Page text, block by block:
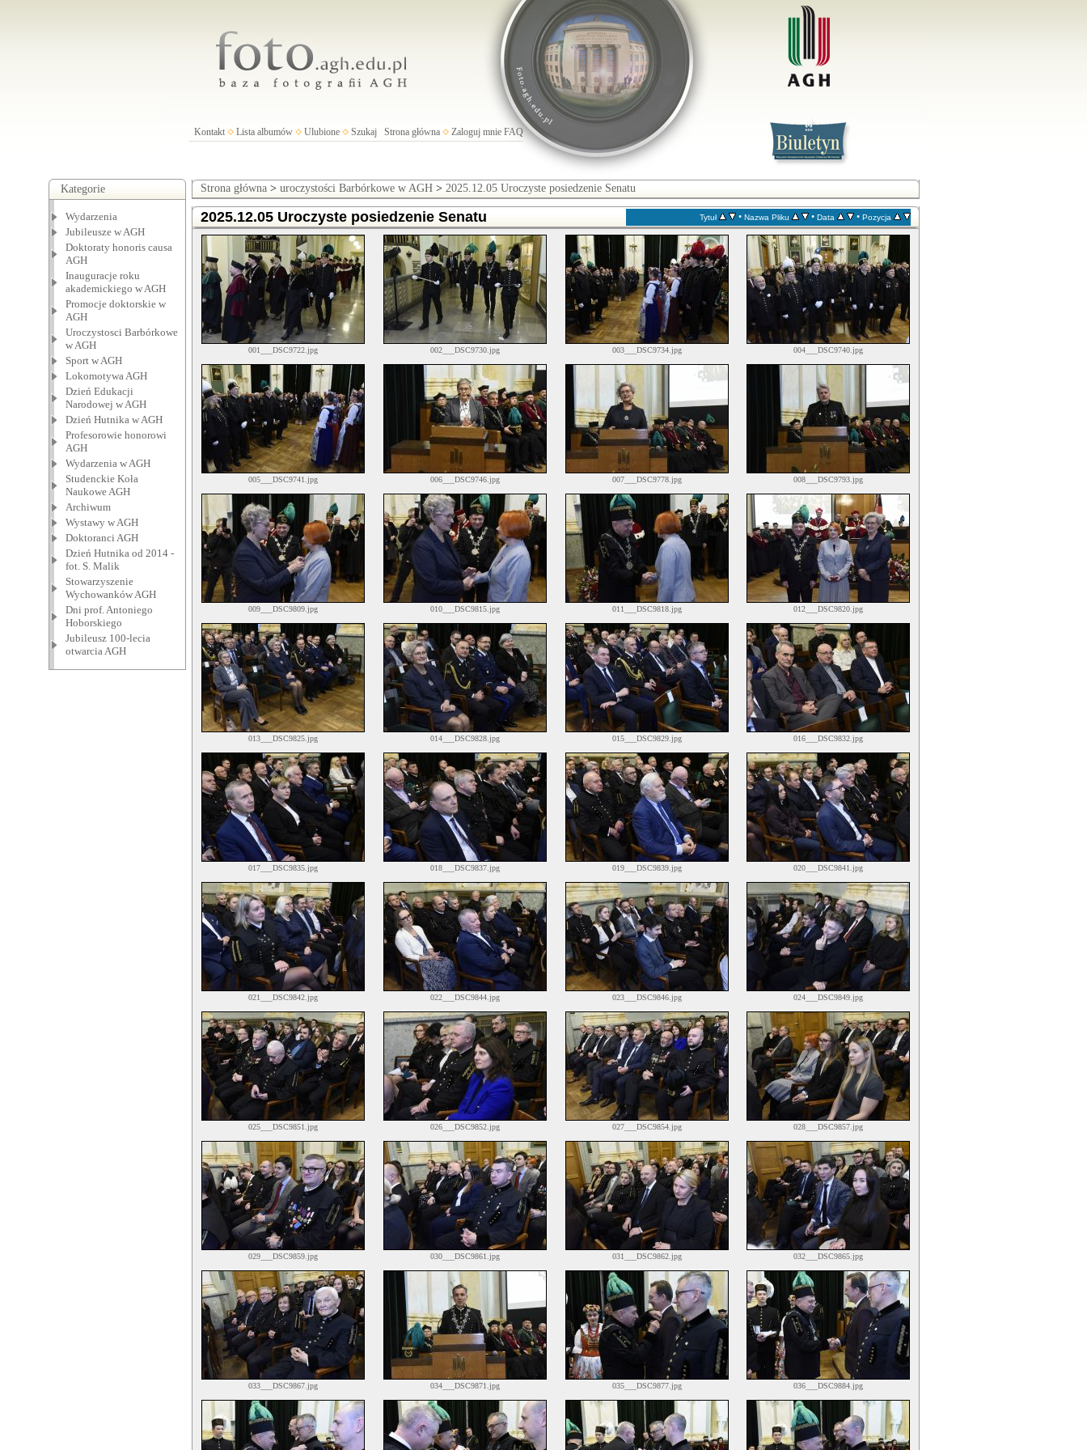
Kontakt Lista albumów Ulubione Szukaj Strona główna Zaloguj mnie FAQ
Kategorie
Wydarzenia
Jubileusze w AGH
Doktoraty honoris causa
AGH
Inauguracje roku
akademickiego w AGH
Promocje doktorskie w
AGH
Uroczystosci Barbórkowe
w AGH
Sport w AGH
Lokomotywa AGH
Dzień Edukacji
Narodowej w AGH
Dzień Hutnika w AGH
Profesorowie honorowi
AGH
Wydarzenia w AGH
Studenckie Koła
Naukowe AGH
Archiwum
Wystawy w AGH
Doktoranci AGH
Dzień Hutnika od 2014 -
fot. S. Malik
Stowarzyszenie
Wychowanków AGH
Dni prof. Antoniego
Hoborskiego
Jubileusz 100-lecia
otwarcia AGH
Strona główna> uroczystości Barbórkowe w AGH> 2025.12.05 Uroczyste posiedzenie Senatu
2025.12.05 Uroczyste posiedzenie Senatu Tytuł • Nazwa Pliku • Data • Pozycja
001___DSC9722.jpg 002___DSC9730.jpg 003___DSC9734.jpg 004___DSC9740.jpg
005___DSC9741.jpg 006___DSC9746.jpg 007___DSC9778.jpg 008___DSC9793.jpg
009___DSC9809.jpg 010___DSC9815.jpg 011___DSC9818.jpg 012___DSC9820.jpg
013___DSC9825.jpg 014___DSC9828.jpg 015___DSC9829.jpg 016___DSC9832.jpg
017___DSC9835.jpg 018___DSC9837.jpg 019___DSC9839.jpg 020___DSC9841.jpg
021___DSC9842.jpg 022___DSC9844.jpg 023___DSC9846.jpg 024___DSC9849.jpg
025___DSC9851.jpg 026___DSC9852.jpg 027___DSC9854.jpg 028___DSC9857.jpg
029___DSC9859.jpg 030___DSC9861.jpg 031___DSC9862.jpg 032___DSC9865.jpg
033___DSC9867.jpg 034___DSC9871.jpg 035___DSC9877.jpg 036___DSC9884.jpg